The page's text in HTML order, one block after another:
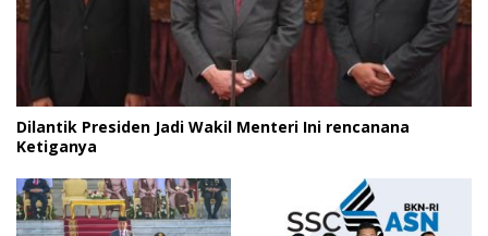
Dilantik Presiden Jadi Wakil Menteri Ini rencanana
Ketiganya